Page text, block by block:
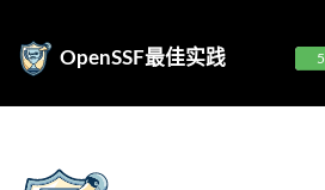
OpenSSF最佳实践